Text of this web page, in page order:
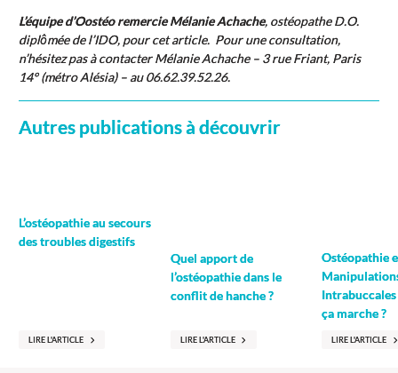
L’équipe d’Oostéo remercie Mélanie Achache, ostéopathe D.O.
diplômée de l’IDO, pour cet article. Pour une consultation,
n’hésitez pas à contacter Mélanie Achache – 3 rue Friant, Paris
14° (métro Alésia) – au 06.62.39.52.26.
Autres publications à découvrir
L’ostéopathie au secours
des troubles digestifs
LIRE L'ARTICLE
Quel apport de
l’ostéopathie dans le
conflit de hanche ?
LIRE L'ARTICLE
Ostéopathie
ça marche ?
LIRE L'ARTICLE